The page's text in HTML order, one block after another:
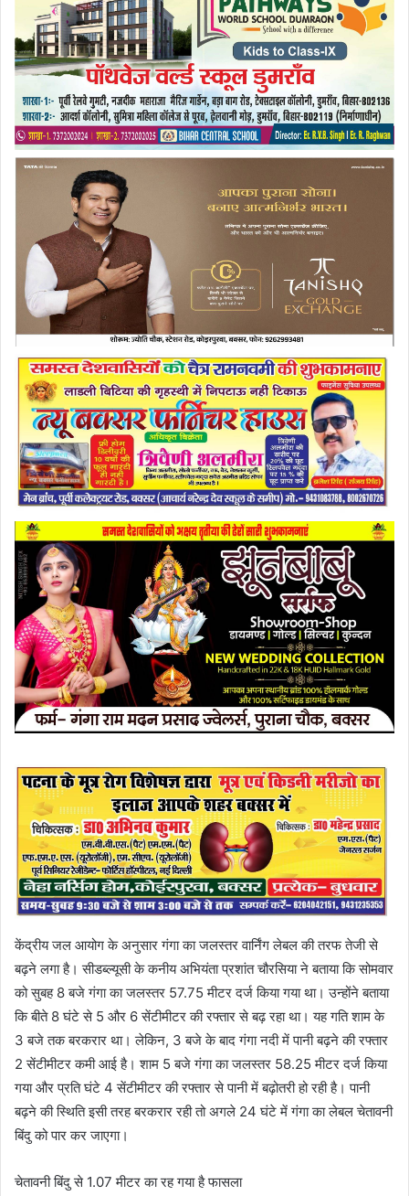
केंद्रीय जल आयोग के अनुसार गंगा का जलस्तर वार्निंग लेबल की तरफ तेजी से
बढ़ने लगा है। सीडब्ल्यूसी के कनीय अभियंता प्रशांत चौरसिया ने बताया कि सोमवार
को सुबह 8 बजे गंगा का जलस्तर 57.75 मीटर दर्ज किया गया था। उन्होंने बताया
कि बीते 8 घंटे से 5 और 6 सेंटीमीटर की रफ्तार से बढ़ रहा था। यह गति शाम के
3 बजे तक बरकरार था। लेकिन, 3 बजे के बाद गंगा नदी में पानी बढ़ने की रफ्तार
2 सेंटीमीटर कमी आई है। शाम 5 बजे गंगा का जलस्तर 58.25 मीटर दर्ज किया
गया और प्रति घंटे 4 सेंटीमीटर की रफ्तार से पानी में बढ़ोतरी हो रही है। पानी
बढ़ने की स्थिति इसी तरह बरकरार रही तो अगले 24 घंटे में गंगा का लेबल चेतावनी
बिंदु को पार कर जाएगा।
चेतावनी बिंदु से 1.07 मीटर का रह गया है फासला